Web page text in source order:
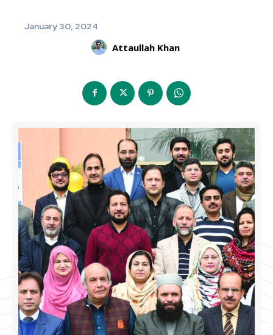
January 30, 2024
Attaullah Khan